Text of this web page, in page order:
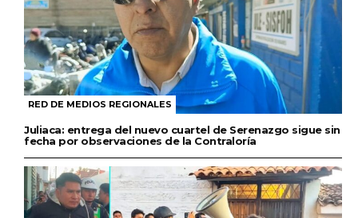
RED DE MEDIOS REGIONALES
Juliaca: entrega del nuevo cuartel de Serenazgo sigue sin
fecha por observaciones de la Contraloría